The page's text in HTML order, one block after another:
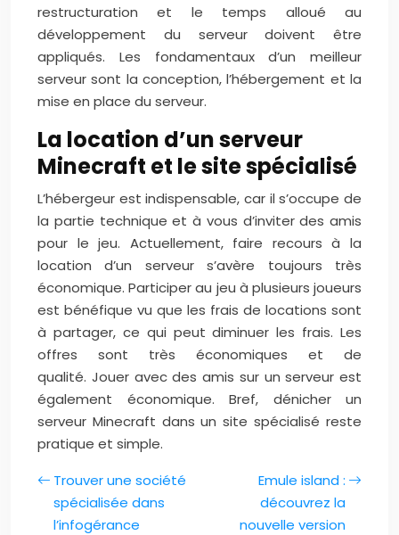
restructuration et le temps alloué au
développement du serveur doivent être
appliqués. Les fondamentaux d’un meilleur
serveur sont la conception, l’hébergement et la
mise en place du serveur.
La location d’un serveur
Minecraft et le site spécialisé
L’hébergeur est indispensable, car il s’occupe de
la partie technique et à vous d’inviter des amis
pour le jeu. Actuellement, faire recours à la
location d’un serveur s’avère toujours très
économique. Participer au jeu à plusieurs joueurs
est bénéfique vu que les frais de locations sont
à partager, ce qui peut diminuer les frais. Les
offres sont très économiques et de
qualité. Jouer avec des amis sur un serveur est
également économique. Bref, dénicher un
serveur Minecraft dans un site spécialisé reste
pratique et simple.
Trouver une société
spécialisée dans
l’infogérance
Emule island :
découvrez la
nouvelle version